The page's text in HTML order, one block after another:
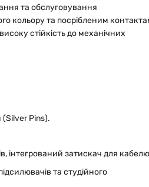
та обслуговування
кольору та посрібленим
стійкість до механічних
(Silver Pins).
інтегрований затискач для
та студійного